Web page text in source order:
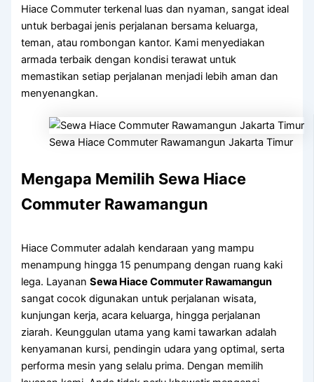
Hiace Commuter terkenal luas dan nyaman, sangat ideal
untuk berbagai jenis perjalanan bersama keluarga,
teman, atau rombongan kantor. Kami menyediakan
armada terbaik dengan kondisi terawat untuk
memastikan setiap perjalanan menjadi lebih aman dan
menyenangkan.
Sewa Hiace Commuter Rawamangun Jakarta Timur
Mengapa Memilih Sewa Hiace
Commuter Rawamangun
Hiace Commuter adalah kendaraan yang mampu
menampung hingga 15 penumpang dengan ruang kaki
lega. LayananSewa Hiace Commuter Rawamangun
sangat cocok digunakan untuk perjalanan wisata,
kunjungan kerja, acara keluarga, hingga perjalanan
ziarah. Keunggulan utama yang kami tawarkan adalah
kenyamanan kursi, pendingin udara yang optimal, serta
performa mesin yang selalu prima. Dengan memilih